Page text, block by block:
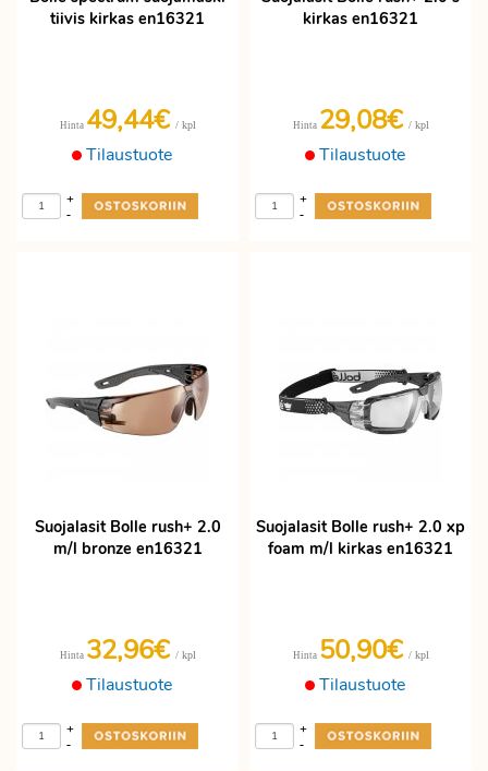
tiivis kirkas en16321
Tilaustuote
Hinta 49,44€ / kpl
-
+
kirkas en16321
Tilaustuote
Hinta 29,08€ / kpl
-
+
Suojalasit Bolle rush+ 2.0
m/l bronze en16321
Tilaustuote
Hinta 32,96€ / kpl
-
+
Suojalasit Bolle rush+ 2.0 xp
foam m/l kirkas en16321
Tilaustuote
Hinta 50,90€ / kpl
-
+